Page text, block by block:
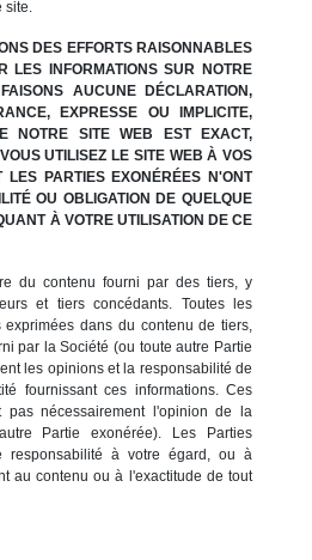
site.
DES EFFORTS RAISONNABLES
LES INFORMATIONS SUR NOTRE
AUCUNE DÉCLARATION,
EXPRESSE OU IMPLICITE,
NOTRE SITE WEB EST EXACT,
UTILISEZ LE SITE WEB À VOS
LES PARTIES EXONÉRÉES N'ONT
OU OBLIGATION DE QUELQUE
À VOTRE UTILISATION DE CE
du contenu fourni par des tiers, y
et tiers concédants. Toutes les
dans du contenu de tiers,
par la Société (ou toute autre Partie
les opinions et la responsabilité de
fournissant ces informations. Ces
pas nécessairement l'opinion de la
Partie exonérée). Les Parties
responsabilité à votre égard, ou à
au contenu ou à l'exactitude de tout